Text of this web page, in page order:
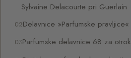
Sylvaine Delacourte pri Guerlain
Delavnice »Parfumske
Parfumske delavnice 68 za